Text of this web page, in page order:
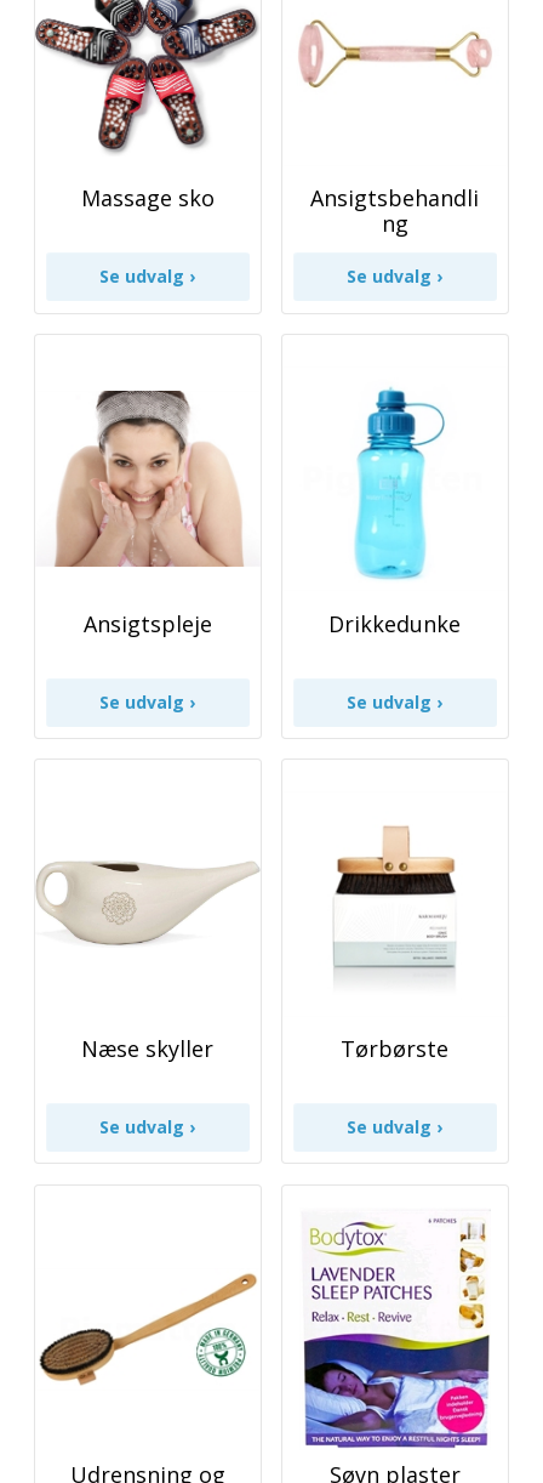
Massage sko
Ansigtsbehandli
ng
Ansigtspleje Drikkedunke
Næse skyller Tørbørste
Udrensning og
Søvn plaster